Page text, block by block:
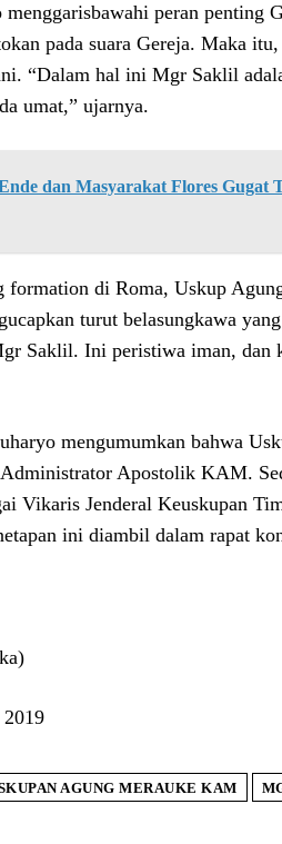
peran penting
pada suara Gereja. Maka
“Dalam hal ini Mgr Saklil
umat,” ujarnya.
dan Masyarakat Flores
formation di Roma, Uskup
turut belasungkawa
Saklil. Ini peristiwa iman, dan
mengumumkan bahwa
Apostolik KAM.
Vikaris Jenderal Keuskupan
ini diambil dalam rapat
AGUNG MERAUKE KAM